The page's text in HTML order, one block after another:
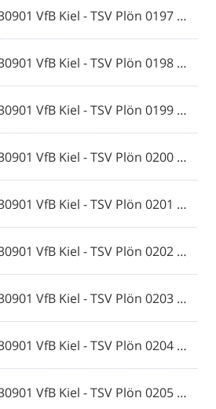
20230901 VfB Kiel - TSV Plön 0197 © 2023 Ismail Yesilyurt.jpg
20230901 VfB Kiel - TSV Plön 0198 © 2023 Ismail Yesilyurt.jpg
20230901 VfB Kiel - TSV Plön 0199 © 2023 Ismail Yesilyurt.jpg
20230901 VfB Kiel - TSV Plön 0200 © 2023 Ismail Yesilyurt.jpg
20230901 VfB Kiel - TSV Plön 0201 © 2023 Ismail Yesilyurt.jpg
20230901 VfB Kiel - TSV Plön 0202 © 2023 Ismail Yesilyurt.jpg
20230901 VfB Kiel - TSV Plön 0203 © 2023 Ismail Yesilyurt.jpg
20230901 VfB Kiel - TSV Plön 0204 © 2023 Ismail Yesilyurt.jpg
20230901 VfB Kiel - TSV Plön 0205 © 2023 Ismail Yesilyurt.jpg